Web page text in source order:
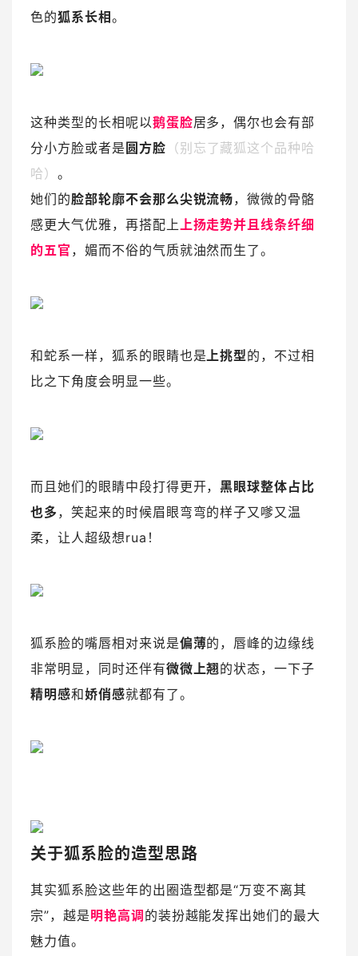
色的狐系长相 。
这种类型的长相呢以鹅蛋脸居多，偶尔也会有部
分小方脸或者是 圆方脸 （别忘了藏狐这个品种哈
哈） 。
她们的脸部轮廓不会那么尖锐流畅，微微的骨骼
感更大气优雅，再搭配上上扬走势并且线条纤细
的五官 ，媚而不俗的气质就油然而生了。
和蛇系一样，狐系的眼睛也是上挑型的，不过相
比之下角度会明显一些。
而且她们的眼睛中段打得更开，黑眼球整体占比
也多 ，笑起来的时候眉眼弯弯的样子又嗲又温
柔，让人超级想rua！
狐系脸的嘴唇相对来说是偏薄的，唇峰的边缘线
非常明显，同时还伴有微微上翘的状态，一下子
精明感和娇俏感就都有了。
关于狐系脸的造型思路
其实狐系脸这些年的出圈造型都是“万变不离其
宗”，越是明艳高调 的装扮越能发挥出她们的最大
魅力值。